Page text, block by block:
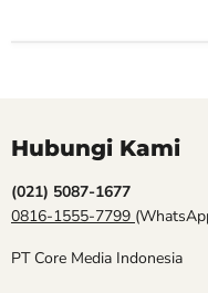
Hubungi Kami
(021) 5087-1677
0816-1555-7799
PT Core Media Indonesia